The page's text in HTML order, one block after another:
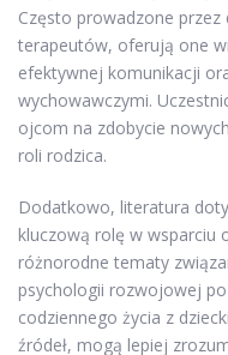
Często prowadzone
terapeutów, oferują one
efektywnej komunikacji
wychowawczymi.
ojcom na zdobycie
roli rodzica.
Dodatkowo, literatura
kluczową rolę w wsparciu
różnorodne tematy
psychologii rozwojowej
codziennego życia z
źródeł, mogą lepiej